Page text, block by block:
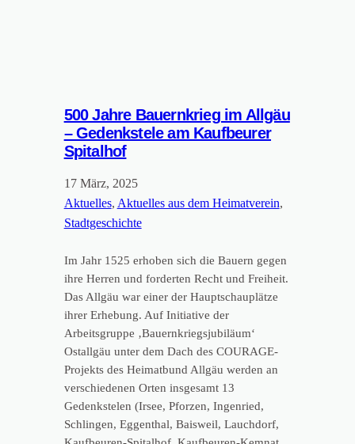
500 Jahre Bauernkrieg im Allgäu
– Gedenkstele am Kaufbeurer
Spitalhof
17 März, 2025
Aktuelles, Aktuelles aus dem Heimatverein
Stadtgeschichte
Im Jahr 1525 erhoben sich die Bauern gegen
ihre Herren und forderten Recht und Freiheit.
Das Allgäu war einer der Hauptschauplätze
ihrer Erhebung. Auf Initiative der
Arbeitsgruppe ‚Bauernkriegsjubiläum‘
Ostallgäu unter dem Dach des COURAGE-
Projekts des Heimatbund Allgäu werden an
verschiedenen Orten insgesamt 13
Gedenkstelen (Irsee, Pforzen, Ingenried,
Schlingen, Eggenthal, Baisweil, Lauchdorf,